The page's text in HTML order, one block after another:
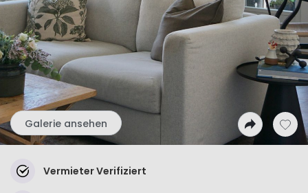
Galerie ansehen
Vermieter Verifiziert